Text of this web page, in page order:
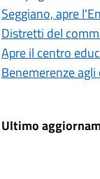
Seggiano, apre
Distretti del
Apre il centro
Benemerenze
Ultimo